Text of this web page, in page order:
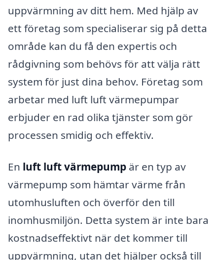
uppvärmning av ditt hem. Med hjälp av
ett företag som specialiserar sig på detta
område kan du få den expertis och
rådgivning som behövs för att välja rätt
system för just dina behov. Företag som
arbetar med luft luft värmepumpar
erbjuder en rad olika tjänster som gör
processen smidig och effektiv.
En luft luft värmepump är en typ av
värmepump som hämtar värme från
utomhusluften och överför den till
inomhusmiljön. Detta system är inte bara
kostnadseffektivt när det kommer till
uppvärmning, utan det hjälper också till